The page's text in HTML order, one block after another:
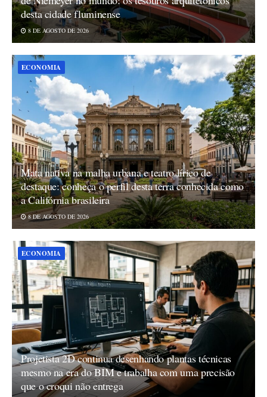
desta cidade fluminense
8 DE AGOSTO DE 2026
ECONOMIA
Mata nativa na malha urbana e teatro lírico de
destaque: conheça o perfil desta terra conhecida como
a Califórnia brasileira
8 DE AGOSTO DE 2026
ECONOMIA
Projetista 2D continua desenhando plantas técnicas
mesmo na era do BIM e trabalha com uma precisão
que o croqui não entrega